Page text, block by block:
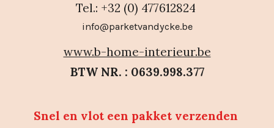
Tel.: +32 (0) 477612824
info@parketvandycke.be
www.b-home-interieur.be
BTW NR. : 0639.998.377
Snel en vlot een pakket verzenden